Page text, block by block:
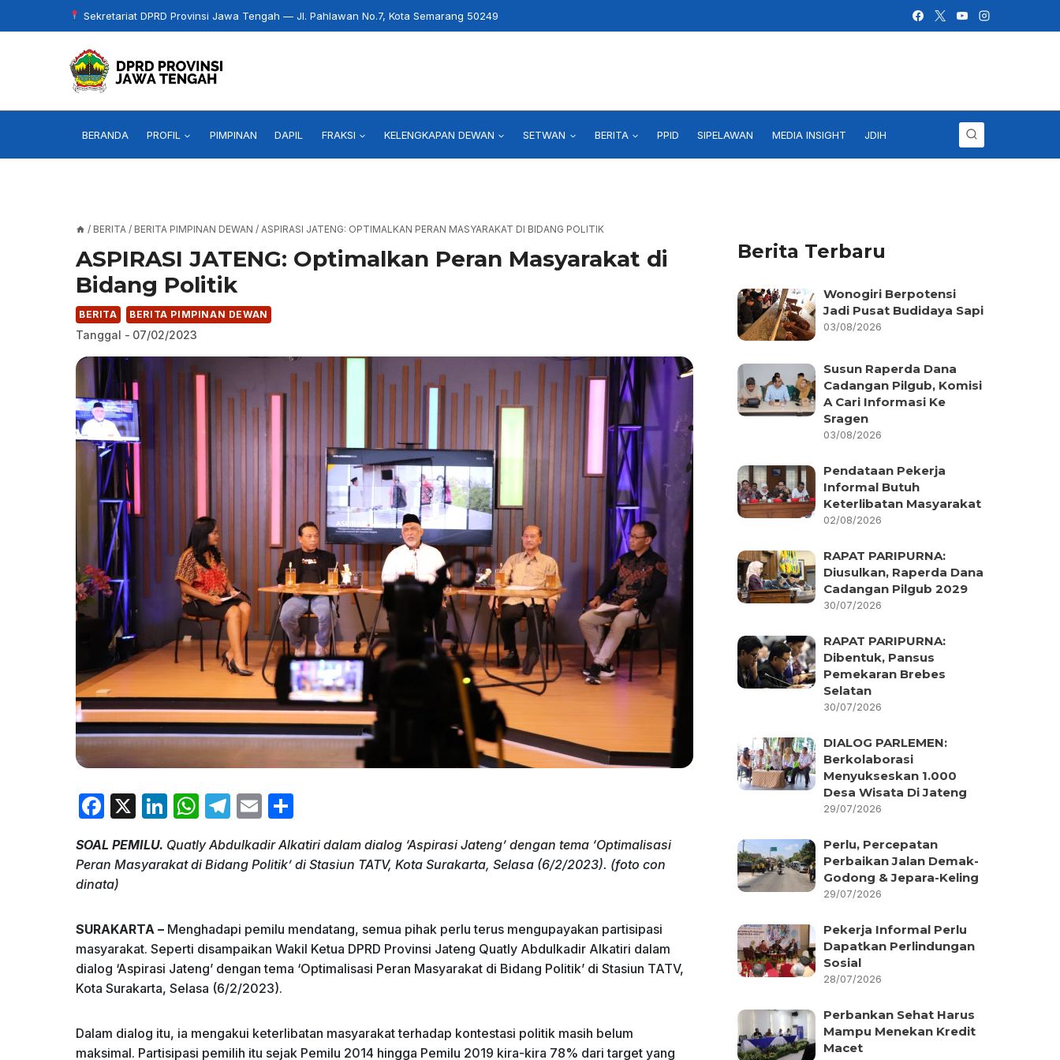
to
Sekretariat DPRD Provinsi Jawa Tengah — Jl. Pahlawan No.7, Kota Semarang 50249
BERANDA PROFIL PIMPINAN DAPIL FRAKSI KELENGKAPAN DEWAN SETWAN BERITA PPID SIPELAWAN MEDIA INSIGHT JDIH
/ BERITA / BERITA PIMPINAN DEWAN / ASPIRASI JATENG: OPTIMALKAN PERAN MASYARAKAT DI BIDANG POLITIK
ASPIRASI JATENG: Optimalkan Peran Masyarakat di
Bidang Politik
BERITA BERITA PIMPINAN DEWAN
Tanggal - 07/02/2023
F
c
e
o
o
k
X
Li
k
n
W
at
p
p
T
e
gr
m
E
ai ar
SOAL PEMILU. Quatly Abdulkadir Alkatiri dalam dialog ‘Aspirasi Jateng’ dengan tema ‘Optimalisasi
Peran Masyarakat di Bidang Politik’ di Stasiun TATV, Kota Surakarta, Selasa (6/2/2023). (foto con
dinata)
SURAKARTA – Menghadapi pemilu mendatang, semua pihak perlu terus mengupayakan partisipasi
masyarakat. Seperti disampaikan Wakil Ketua DPRD Provinsi Jateng Quatly Abdulkadir Alkatiri dalam
dialog ‘Aspirasi Jateng’ dengan tema ‘Optimalisasi Peran Masyarakat di Bidang Politik’ di Stasiun TATV,
Kota Surakarta, Selasa (6/2/2023).
Dalam dialog itu, ia mengakui keterlibatan masyarakat terhadap kontestasi politik masih belum
maksimal. Partisipasi pemilih itu sejak Pemilu 2014 hingga Pemilu 2019 kira-kira 78% dari target yang
Berita Terbaru
Wonogiri Berpotensi
Jadi Pusat Budidaya Sapi
03/08/2026
Susun Raperda Dana
Cadangan Pilgub, Komisi
A Cari Informasi Ke
Sragen
03/08/2026
Pendataan Pekerja
Informal Butuh
Keterlibatan Masyarakat
02/08/2026
RAPAT PARIPURNA:
Diusulkan, Raperda Dana
Cadangan Pilgub 2029
30/07/2026
RAPAT PARIPURNA:
Dibentuk, Pansus
Pemekaran Brebes
Selatan
30/07/2026
DIALOG PARLEMEN:
Berkolaborasi
Menyukseskan 1.000
Desa Wisata Di Jateng
29/07/2026
Perlu, Percepatan
Perbaikan Jalan Demak-
Godong & Jepara-Keling
29/07/2026
Pekerja Informal Perlu
Dapatkan Perlindungan
Sosial
28/07/2026
Perbankan Sehat Harus
Mampu Menekan Kredit
Macet